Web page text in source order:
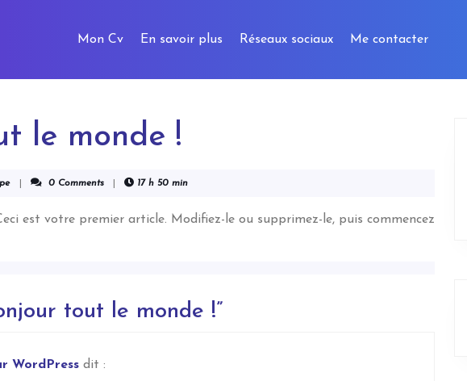
Mon Cv En savoir plus Réseaux sociaux Me contacter
le monde !
Philippe 0 Comments 17 h 50 min
est votre premier article. Modifiez-le ou supprimez-le, puis commencez
tout le monde !”
WordPress dit :